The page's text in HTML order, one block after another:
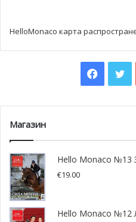
HelloMonaco карта
Магазин
Hello Monaco №13
€19.00
Hello Monaco №12